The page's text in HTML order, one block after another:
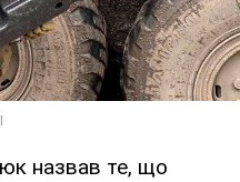
назвав те, що